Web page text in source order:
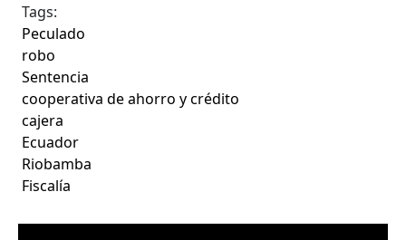
Tags:
Peculado
robo
Sentencia
cooperativa de ahorro y crédito
cajera
Ecuador
Riobamba
Fiscalía